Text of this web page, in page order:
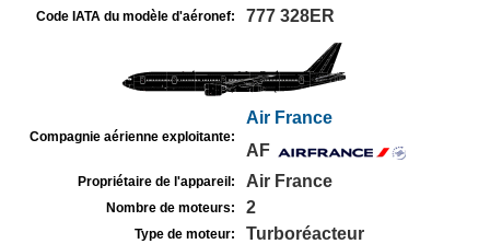
Code IATA du modèle d'aéronef: 777 328ER
Compagnie aérienne exploitante:
Air France
AF
Propriétaire de l'appareil: Air France
Nombre de moteurs: 2
Type de moteur: Turboréacteur